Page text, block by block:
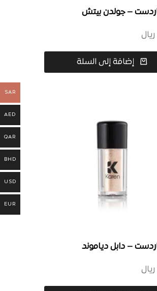
ريال
إضافة إلى السلة
ريال
SAR
AED
QAR
BHD
USD
EUR